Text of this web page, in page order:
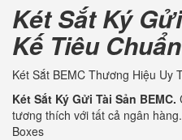
Két Sắt Ký
Kế Tiêu
Két Sắt BEMC Thương Hiệu Uy
Két Sắt Ký Gửi Tài Sản BEMC.
tương thích với tất cả ngân
Boxes